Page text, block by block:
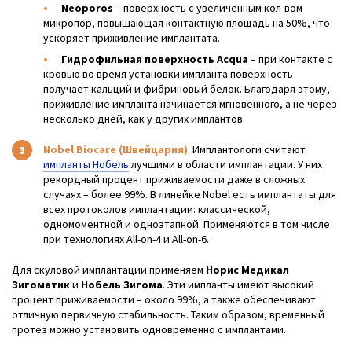
•
Neoporos – поверхность с увеличенным кол-вом
микропор, повышающая контактную площадь на 50%, что
ускоряет приживление имплантата.
•
Гидрофильная поверхность Acqua – при контакте с
кровью во время установки импланта поверхность
получает кальций и фибриновый белок. Благодаря этому,
приживление импланта начинается мгновенного, а не через
несколько дней, как у других имплантов.
Nobel Biocare (Швейцария). Имплантологи считают
импланты Нобель лучшими в области имплантации. У них
рекордный процент приживаемости даже в сложных
случаях – более 99%. В линейке Nobel есть имплантаты для
всех протоколов имплантации: классической,
одномоментной и одноэтапной. Применяются в том числе
при технологиях All-on-4 и All-on-6.
Для скуловой имплантации применяем Норис Медикал
Зигоматики Нобель Зигома. Эти импланты имеют высокий
процент приживаемости – около 99%, а также обеспечивают
отличную первичную стабильность. Таким образом, временный
протез можно установить одновременно с имплантами.